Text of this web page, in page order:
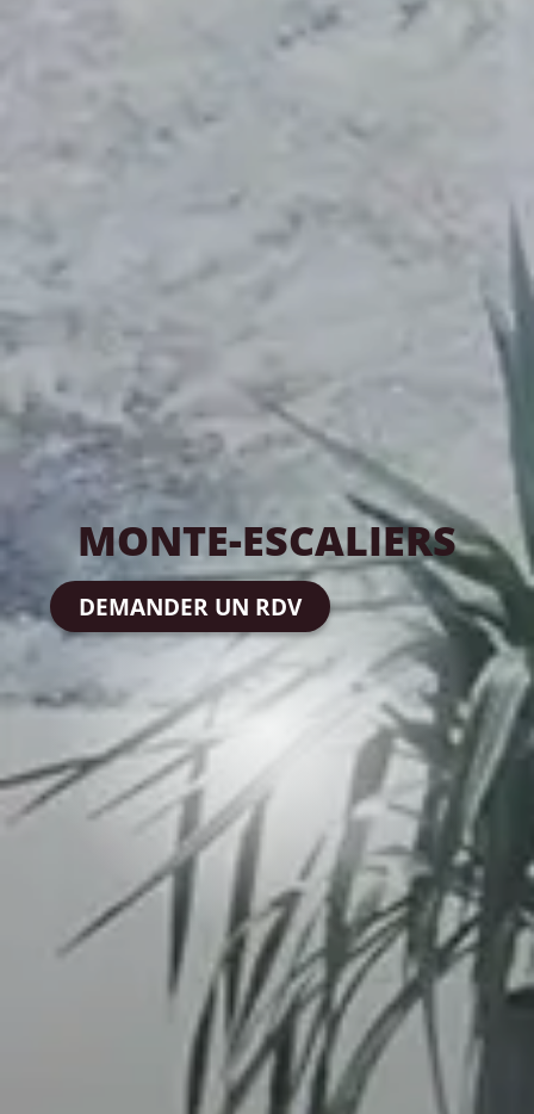
MONTE-ESCALIERS
DEMANDER UN RDV